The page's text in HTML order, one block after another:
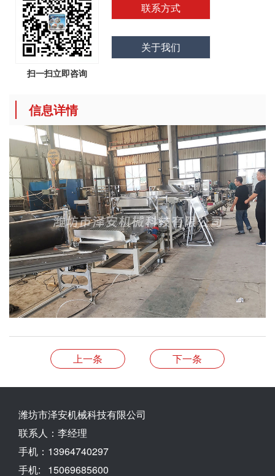
扫一扫立即咨询
联系方式
关于我们
信息详情
上一条 下一条
潍坊市泽安机械科技有限公司
联系人：李经理
手机：13964740297
手机: 15069685600